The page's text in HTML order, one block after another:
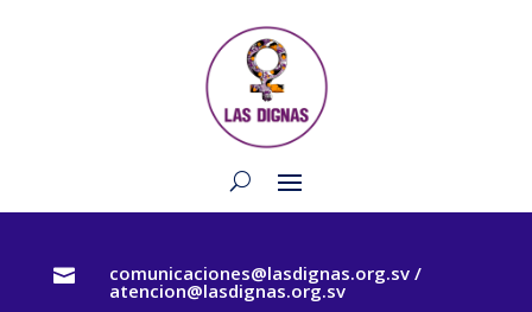
 comunicaciones@lasdignas.org.sv /
atencion@lasdignas.org.sv